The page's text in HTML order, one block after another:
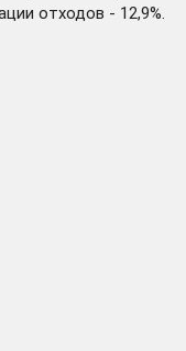
отходов - 12,9%.